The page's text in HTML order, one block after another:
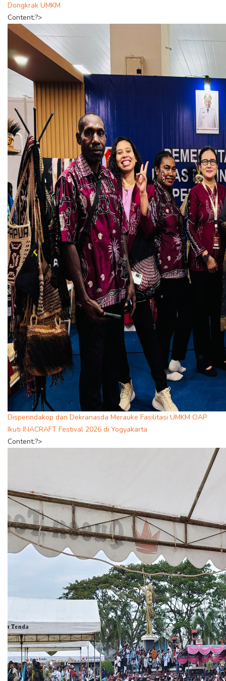
Dongkrak UMKM
Content;?>
Disperindakop dan Dekranasda Merauke Fasilitasi UMKM OAP
Ikuti INACRAFT Festival 2026 di Yogyakarta
Content;?>